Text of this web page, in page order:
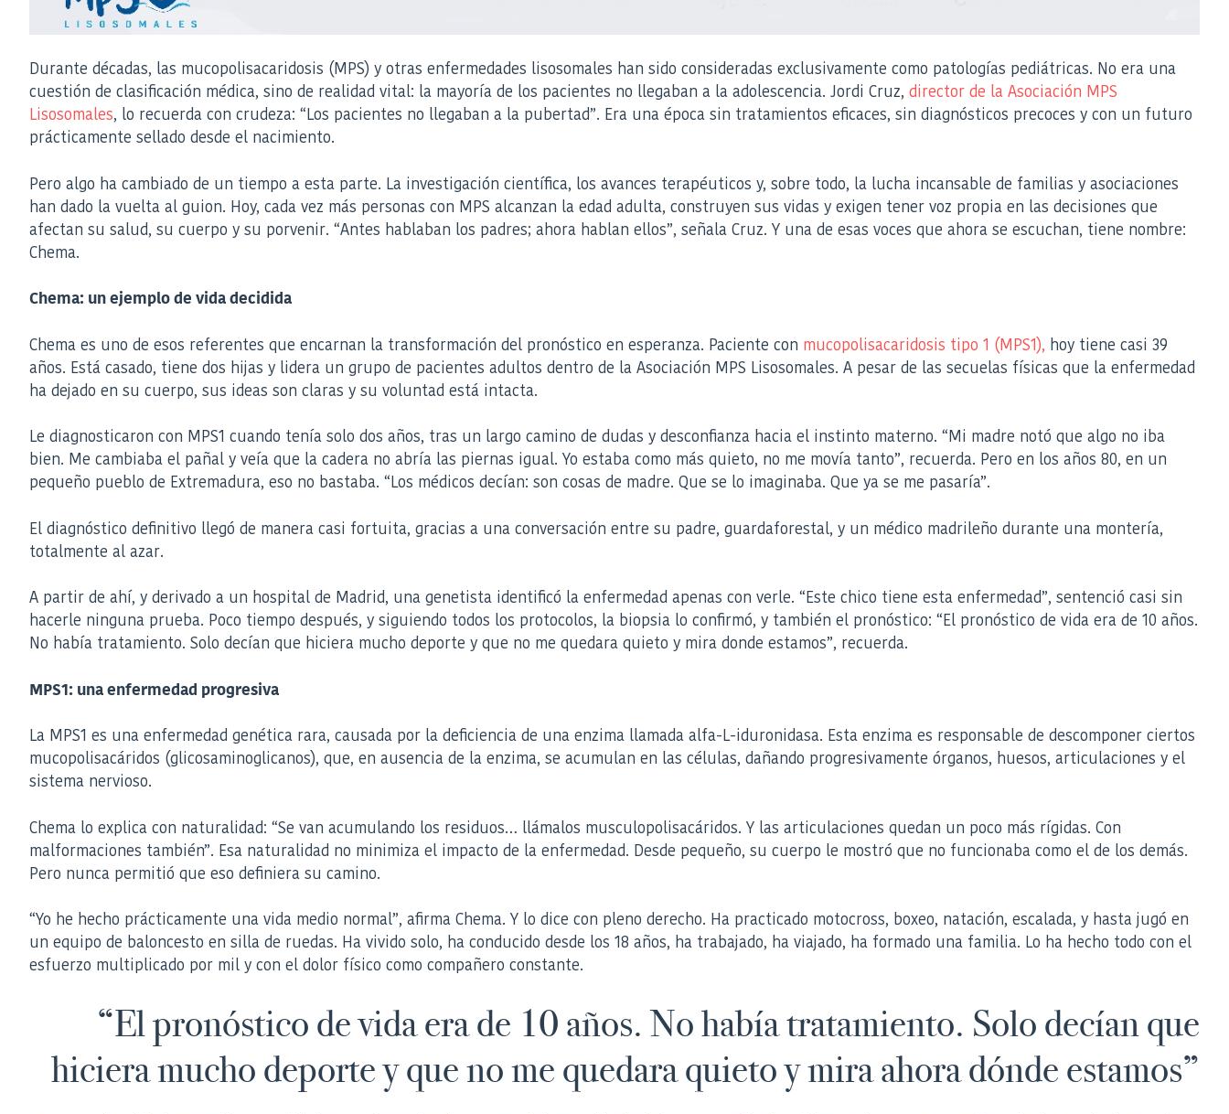
Durante décadas, las mucopolisacaridosis (MPS) y otras enfermedades lisosomales han sido consideradas exclusivamente como patologías pediátricas. No era una
cuestión de clasificación médica, sino de realidad vital: la mayoría de los pacientes no llegaban a la adolescencia. Jordi Cruz, director de la Asociación MPS
Lisosomales, lo recuerda con crudeza: “Los pacientes no llegaban a la pubertad”. Era una época sin tratamientos eficaces, sin diagnósticos precoces y con un futuro
prácticamente sellado desde el nacimiento.
Pero algo ha cambiado de un tiempo a esta parte. La investigación científica, los avances terapéuticos y, sobre todo, la lucha incansable de familias y asociaciones
han dado la vuelta al guion. Hoy, cada vez más personas con MPS alcanzan la edad adulta, construyen sus vidas y exigen tener voz propia en las decisiones que
afectan su salud, su cuerpo y su porvenir. “Antes hablaban los padres; ahora hablan ellos”, señala Cruz. Y una de esas voces que ahora se escuchan, tiene nombre:
Chema.
Chema: un ejemplo de vida decidida
Chema es uno de esos referentes que encarnan la transformación del pronóstico en esperanza. Paciente con mucopolisacaridosis tipo 1 (MPS1), hoy tiene casi 39
años. Está casado, tiene dos hijas y lidera un grupo de pacientes adultos dentro de la Asociación MPS Lisosomales. A pesar de las secuelas físicas que la enfermedad
ha dejado en su cuerpo, sus ideas son claras y su voluntad está intacta.
Le diagnosticaron con MPS1 cuando tenía solo dos años, tras un largo camino de dudas y desconfianza hacia el instinto materno. “Mi madre notó que algo no iba
bien. Me cambiaba el pañal y veía que la cadera no abría las piernas igual. Yo estaba como más quieto, no me movía tanto”, recuerda. Pero en los años 80, en un
pequeño pueblo de Extremadura, eso no bastaba. “Los médicos decían: son cosas de madre. Que se lo imaginaba. Que ya se me pasaría”.
El diagnóstico definitivo llegó de manera casi fortuita, gracias a una conversación entre su padre, guardaforestal, y un médico madrileño durante una montería,
totalmente al azar.
A partir de ahí, y derivado a un hospital de Madrid, una genetista identificó la enfermedad apenas con verle. “Este chico tiene esta enfermedad”, sentenció casi sin
hacerle ninguna prueba. Poco tiempo después, y siguiendo todos los protocolos, la biopsia lo confirmó, y también el pronóstico: “El pronóstico de vida era de 10 años.
No había tratamiento. Solo decían que hiciera mucho deporte y que no me quedara quieto y mira donde estamos”, recuerda.
MPS1: una enfermedad progresiva
La MPS1 es una enfermedad genética rara, causada por la deficiencia de una enzima llamada alfa-L-iduronidasa. Esta enzima es responsable de descomponer ciertos
mucopolisacáridos (glicosaminoglicanos), que, en ausencia de la enzima, se acumulan en las células, dañando progresivamente órganos, huesos, articulaciones y el
sistema nervioso.
Chema lo explica con naturalidad: “Se van acumulando los residuos… llámalos musculopolisacáridos. Y las articulaciones quedan un poco más rígidas. Con
malformaciones también”. Esa naturalidad no minimiza el impacto de la enfermedad. Desde pequeño, su cuerpo le mostró que no funcionaba como el de los demás.
Pero nunca permitió que eso definiera su camino.
“Yo he hecho prácticamente una vida medio normal”, afirma Chema. Y lo dice con pleno derecho. Ha practicado motocross, boxeo, natación, escalada, y hasta jugó en
un equipo de baloncesto en silla de ruedas. Ha vivido solo, ha conducido desde los 18 años, ha trabajado, ha viajado, ha formado una familia. Lo ha hecho todo con el
esfuerzo multiplicado por mil y con el dolor físico como compañero constante.
“El pronóstico de vida era de 10 años. No había tratamiento. Solo decían que
hiciera mucho deporte y que no me quedara quieto y mira ahora dónde estamos”